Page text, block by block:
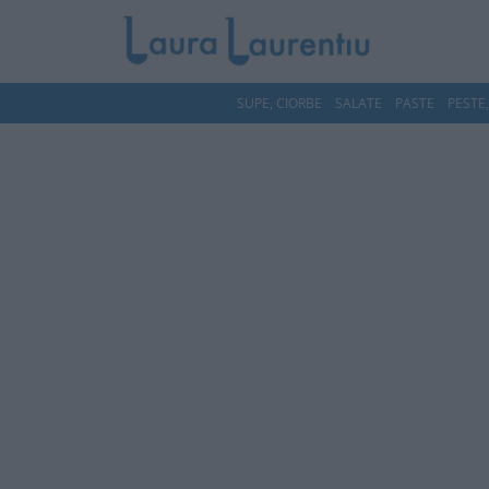
SUPE, CIORBE SALATE PASTE